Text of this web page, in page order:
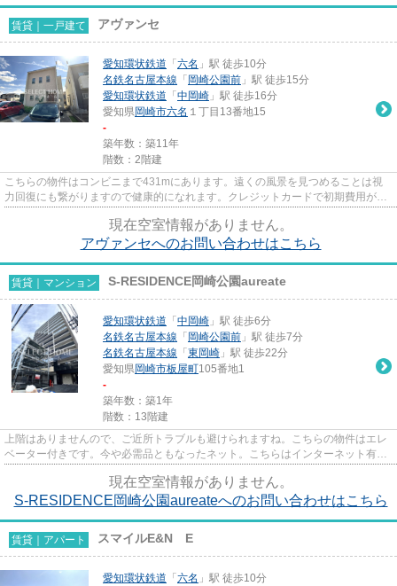
賃貸｜一戸建て アヴァンセ
愛知環状鉄道 「 六名 」駅 徒歩10分
名鉄名古屋本線 「 岡崎公園前 」駅 徒歩15分
愛知環状鉄道 「 中岡崎 」駅 徒歩16分
愛知県岡崎市六名 １丁目13番地15
-
築年数：築11年
階数：2階建
こちらの物件はコンビニまで431mにあります。遠くの風景を見つめることは視
力回復にも繋がりますので健康的になれます。クレジットカードで初期費用がお
現在空室情報がありません。
アヴァンセへのお問い合わせはこちら
賃貸｜マンション S-RESIDENCE岡崎公園aureate
愛知環状鉄道 「 中岡崎 」駅 徒歩6分
名鉄名古屋本線 「 岡崎公園前 」駅 徒歩7分
名鉄名古屋本線 「 東岡崎 」駅 徒歩22分
愛知県岡崎市板屋町105番地1
-
築年数：築1年
階数：13階建
上階はありませんので、ご近所トラブルも避けられますね。こちらの物件はエレ
ベーター付きです。今や必需品ともなったネット。こちらはインターネット有り
現在空室情報がありません。
S-RESIDENCE岡崎公園aureateへのお問い合わせはこちら
賃貸｜アパート スマイルE&N E
愛知環状鉄道 「 六名 」駅 徒歩10分